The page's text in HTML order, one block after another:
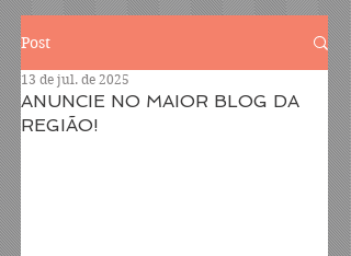
Post
ANUNCIE NO MAIOR BLOG DA
REGIÃO!
13 de jul. de 2025